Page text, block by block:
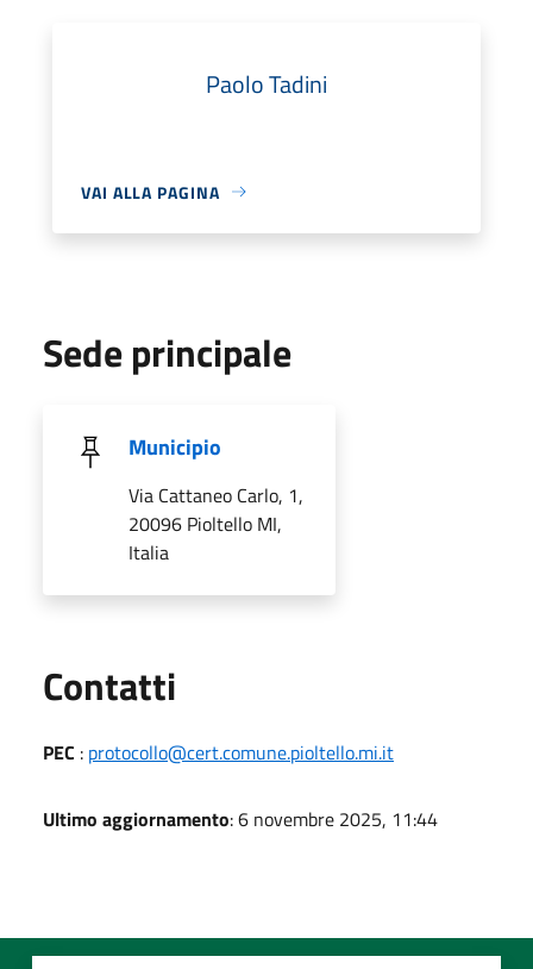
Paolo Tadini
VAI ALLA PAGINA
Sede principale
Municipio
Via Cattaneo Carlo, 1,
20096 Pioltello MI,
Italia
Contatti
PEC : protocollo@cert.comune.pioltello.mi.it
Ultimo aggiornamento: 6 novembre 2025, 11:44